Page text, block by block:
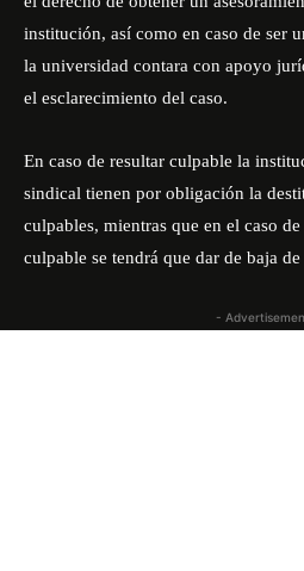
institución, así como en caso de ser
la universidad contara con apoyo
el esclarecimiento del caso.
En caso de resultar culpable la
sindical tienen por obligación la
culpables, mientras que en el caso
culpable se tendrá que dar de baja
-